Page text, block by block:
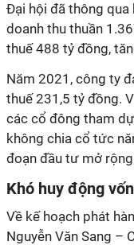
Đại hội đã thông qua
doanh thu thuần 1
thuế 488 tỷ đồng,
Năm 2021, công ty
thuế 231 ,5 tỷ đồng.
các cổ đông tham
không chia cổ tức
đoạn đầu tư mở
Khó huy động vốn
Về kế hoạch phát
Nguyễn Văn Sang –